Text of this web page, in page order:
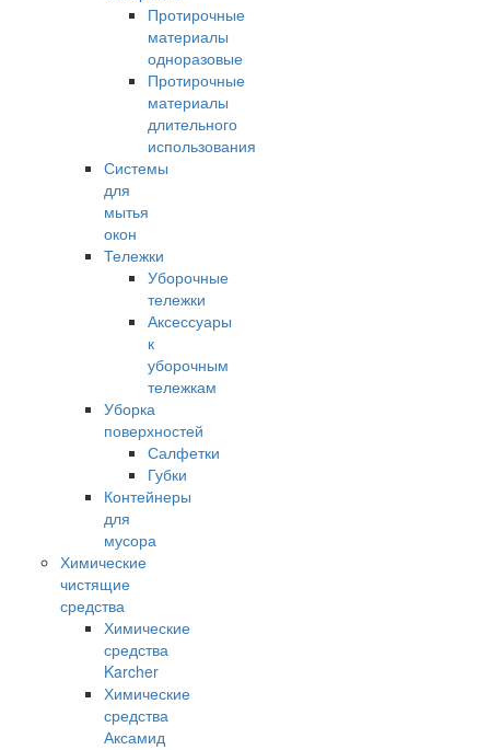
Протирочные
материалы
одноразовые
Протирочные
материалы
длительного
использования
Системы
для
мытья
окон
Тележки
Уборочные
тележки
Аксессуары
к
уборочным
тележкам
Уборка
поверхностей
Салфетки
Губки
Контейнеры
для
мусора
Химические
чистящие
средства
Химические
средства
Karcher
Химические
средства
Аксамид